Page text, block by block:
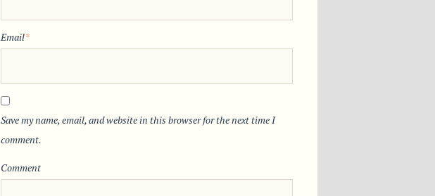
Email*
Save my name, email, and website in this browser for the next time I
comment.
Comment